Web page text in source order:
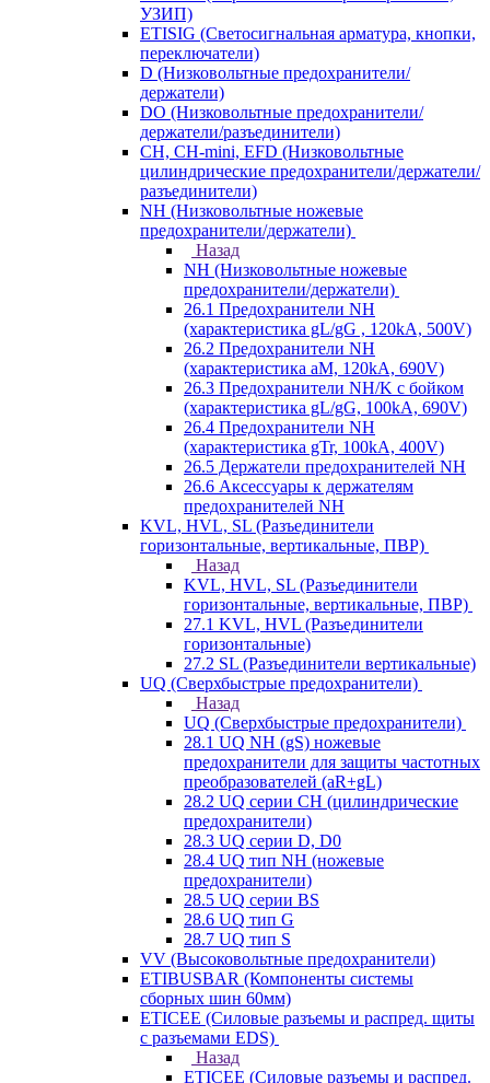
УЗИП)
ETISIG (Светосигнальная арматура, кнопки,
переключатели)
D (Низковольтные предохранители/
держатели)
DO (Низковольтные предохранители/
держатели/разъединители)
CH, CH-mini, EFD (Низковольтные
цилиндрические предохранители/держатели/
разъединители)
NH (Низковольтные ножевые
предохранители/держатели)
Назад
NH (Низковольтные ножевые
предохранители/держатели)
26.1 Предохранители NH
(характеристика gL/gG , 120kA, 500V)
26.2 Предохранители NH
(характеристика aM, 120kA, 690V)
26.3 Предохранители NH/K с бойком
(характеристика gL/gG, 100kA, 690V)
26.4 Предохранители NH
(характеристика gTr, 100kA, 400V)
26.5 Держатели предохранителей NH
26.6 Аксессуары к держателям
предохранителей NH
KVL, HVL, SL (Разъединители
горизонтальные, вертикальные, ПВР)
Назад
KVL, HVL, SL (Разъединители
горизонтальные, вертикальные, ПВР)
27.1 KVL, HVL (Разъединители
горизонтальные)
27.2 SL (Разъединители вертикальные)
UQ (Сверхбыстрые предохранители)
Назад
UQ (Сверхбыстрые предохранители)
28.1 UQ NH (gS) ножевые
предохранители для защиты частотных
преобразователей (aR+gL)
28.2 UQ серии CH (цилиндрические
предохранители)
28.3 UQ серии D, D0
28.4 UQ тип NH (ножевые
предохранители)
28.5 UQ серии BS
28.6 UQ тип G
28.7 UQ тип S
VV (Высоковольтные предохранители)
ETIBUSBAR (Компоненты системы
сборных шин 60мм)
ETICEE (Силовые разъемы и распред. щиты
с разъемами EDS)
Назад
ETICEE (Силовые разъемы и распред.